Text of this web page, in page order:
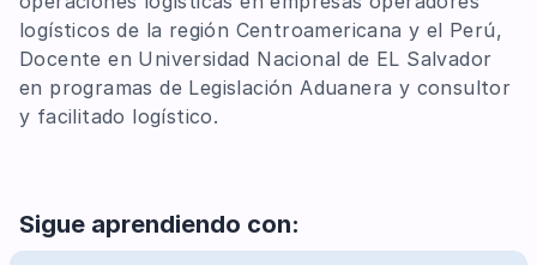
logísticos de la región Centroamericana y el Perú,
Docente en Universidad Nacional de EL Salvador
en programas de Legislación Aduanera y consultor
y facilitado logístico.
Sigue aprendiendo con: